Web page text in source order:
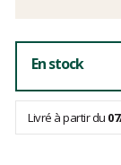
En stock
Livré à partir du